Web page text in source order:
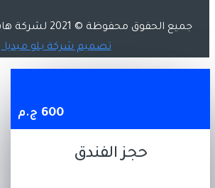
جميع الحفوق محفوظة © 2021 لشركة هابي ترافيل ايجيبت,
تصميم شركة بلو ميديا
600 ج.م
حجز الفندق